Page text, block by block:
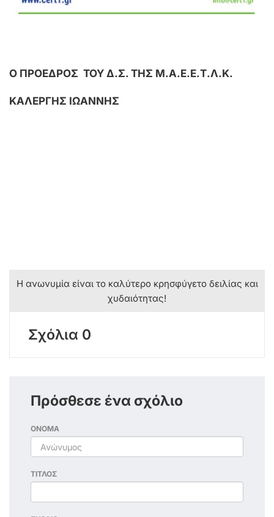
Ο ΠΡΟΕΔΡΟΣ ΤΟΥ Δ.Σ. ΤΗΣ Μ.Α.Ε.Ε.Τ.Λ.Κ.
ΚΑΛΕΡΓΗΣ ΙΩΑΝΝΗΣ
Η ανωνυμία είναι το καλύτερο κρησφύγετο δειλίας και
χυδαιότητας!
Σχόλια 0
Πρόσθεσε ένα σχόλιο
ΟΝΟΜΑ
ΤΙΤΛΟΣ